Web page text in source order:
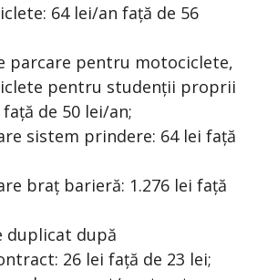
64 lei/an față de 56
parcare pentru motociclete,
pentru studenții proprii
de 50 lei/an;
sistem prindere: 64 lei față
braț barieră: 1.276 lei față
duplicat după
26 lei față de 23 lei;